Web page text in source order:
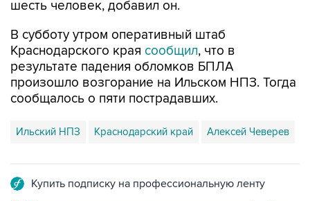
шесть человек, добавил он.
В субботу утром оперативный штаб
Краснодарского края сообщил, что в
результате падения обломков БПЛА
произошло возгорание на Ильском НПЗ. Тогда
сообщалось о пяти пострадавших.
Ильский НПЗ Краснодарский край Алексей Чеверев
Купить подписку на профессиональную ленту